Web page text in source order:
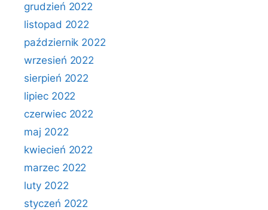
grudzień 2022
listopad 2022
październik 2022
wrzesień 2022
sierpień 2022
lipiec 2022
czerwiec 2022
maj 2022
kwiecień 2022
marzec 2022
luty 2022
styczeń 2022